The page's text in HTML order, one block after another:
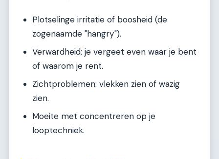
Plotselinge irritatie of boosheid (de
zogenaamde "hangry").
Verwardheid: je vergeet even waar je bent
of waarom je rent.
Zichtproblemen: vlekken zien of wazig
zien.
Moeite met concentreren op je
looptechniek.